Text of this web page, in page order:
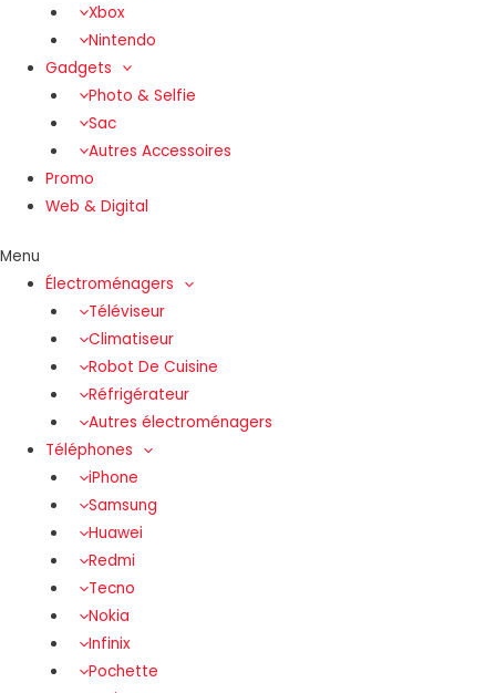
Xbox
Nintendo
Gadgets
Photo & Selfie
Sac
Autres Accessoires
Promo
Web & Digital
Menu
Électroménagers
Téléviseur
Climatiseur
Robot De Cuisine
Réfrigérateur
Autres électroménagers
Téléphones
iPhone
Samsung
Huawei
Redmi
Tecno
Nokia
Infinix
Pochette